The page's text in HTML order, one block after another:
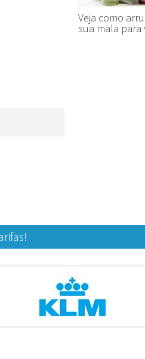
Veja como
sua mala para